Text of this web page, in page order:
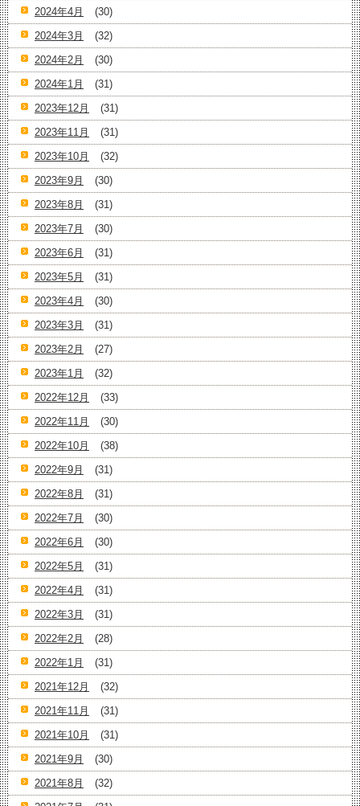
2024年4月
(30)
2024年3月
(32)
2024年2月
(30)
2024年1月
(31)
2023年12月
(31)
2023年11月
(31)
2023年10月
(32)
2023年9月
(30)
2023年8月
(31)
2023年7月
(30)
2023年6月
(31)
2023年5月
(31)
2023年4月
(30)
2023年3月
(31)
2023年2月
(27)
2023年1月
(32)
2022年12月
(33)
2022年11月
(30)
2022年10月
(38)
2022年9月
(31)
2022年8月
(31)
2022年7月
(30)
2022年6月
(30)
2022年5月
(31)
2022年4月
(31)
2022年3月
(31)
2022年2月
(28)
2022年1月
(31)
2021年12月
(32)
2021年11月
(31)
2021年10月
(31)
2021年9月
(30)
2021年8月
(32)